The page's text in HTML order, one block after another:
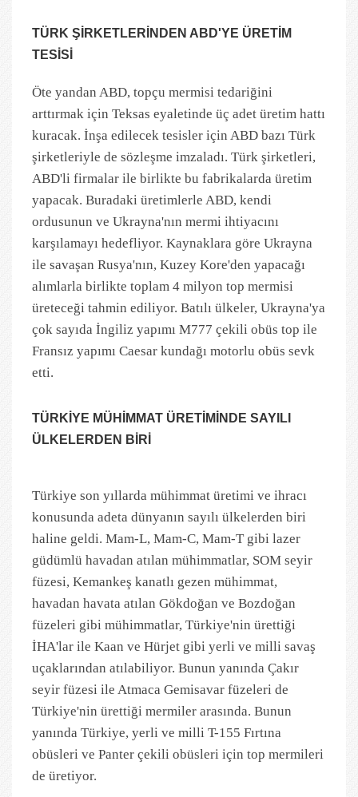
TÜRK ŞİRKETLERİNDEN ABD'YE ÜRETİM
TESİSİ
Öte yandan ABD, topçu mermisi tedariğini
arttırmak için Teksas eyaletinde üç adet üretim hattı
kuracak. İnşa edilecek tesisler için ABD bazı Türk
şirketleriyle de sözleşme imzaladı. Türk şirketleri,
ABD'li firmalar ile birlikte bu fabrikalarda üretim
yapacak. Buradaki üretimlerle ABD, kendi
ordusunun ve Ukrayna'nın mermi ihtiyacını
karşılamayı hedefliyor. Kaynaklara göre Ukrayna
ile savaşan Rusya'nın, Kuzey Kore'den yapacağı
alımlarla birlikte toplam 4 milyon top mermisi
üreteceği tahmin ediliyor. Batılı ülkeler, Ukrayna'ya
çok sayıda İngiliz yapımı M777 çekili obüs top ile
Fransız yapımı Caesar kundağı motorlu obüs sevk
etti.
TÜRKİYE MÜHİMMAT ÜRETİMİNDE SAYILI
ÜLKELERDEN BİRİ
Türkiye son yıllarda mühimmat üretimi ve ihracı
konusunda adeta dünyanın sayılı ülkelerden biri
haline geldi. Mam-L, Mam-C, Mam-T gibi lazer
güdümlü havadan atılan mühimmatlar, SOM seyir
füzesi, Kemankeş kanatlı gezen mühimmat,
havadan havata atılan Gökdoğan ve Bozdoğan
füzeleri gibi mühimmatlar, Türkiye'nin ürettiği
İHA'lar ile Kaan ve Hürjet gibi yerli ve milli savaş
uçaklarından atılabiliyor. Bunun yanında Çakır
seyir füzesi ile Atmaca Gemisavar füzeleri de
Türkiye'nin ürettiği mermiler arasında. Bunun
yanında Türkiye, yerli ve milli T-155 Fırtına
obüsleri ve Panter çekili obüsleri için top mermileri
de üretiyor.